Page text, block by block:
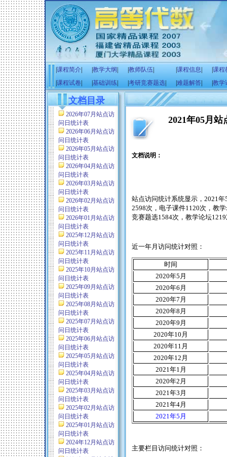
课程简介 教学大纲 教师队伍 课程信息
课程
课程试卷 基础训练 考研竞赛题选 难题解答 教学
文档目录
2026年07月站点访
问日统计表
2026年06月站点访
问日统计表
2026年05月站点访
问日统计表
2026年04月站点访
问日统计表
2026年03月站点访
问日统计表
2026年02月站点访
问日统计表
2026年01月站点访
问日统计表
2025年12月站点访
问日统计表
2025年11月站点访
问日统计表
2025年10月站点访
问日统计表
2025年09月站点访
问日统计表
2025年08月站点访
问日统计表
2025年07月站点访
问日统计表
2025年06月站点访
问日统计表
2025年05月站点访
问日统计表
2025年04月站点访
问日统计表
2025年03月站点访
问日统计表
2025年02月站点访
问日统计表
2025年01月站点访
问日统计表
2024年12月站点访
问日统计表
2021年05月
文档说明：
站点访问统计系统显示， 2021年
2598次，电子课件1120次，教
竞赛题选1584次，教学论坛1219
近一年月访问统计对照：
时间
2020年5 月
2020年6 月
2020年7 月
2020年8月
2020年9月
2020年10月
2020年11月
2020年12月
2021年1月
2020年2月
2021年3月
2021年4月
2021年5月
主要栏目访问统计对照：